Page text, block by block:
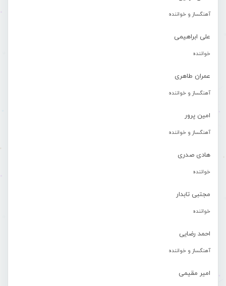
آهنگساز و خواننده
علی ابراهیمی
خواننده
عمران طاهری
آهنگساز و خواننده
امین پرور
آهنگساز و خواننده
هادی صدری
خواننده
مجتبی تابدار
خواننده
احمد رضایی
آهنگساز و خواننده
امیر مقیمی